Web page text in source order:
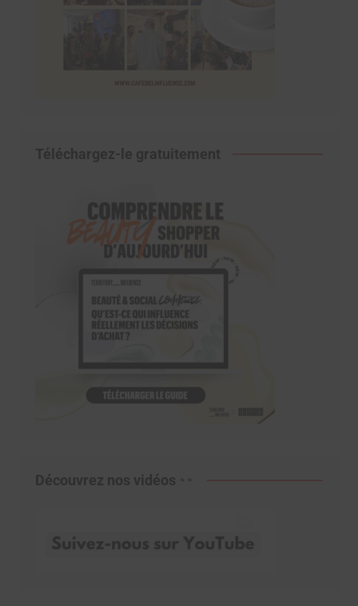
Téléchargez-le gratuitement
Découvrez nos vidéos